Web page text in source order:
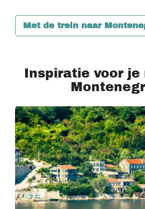
Met de trein naar
Inspiratie voor je